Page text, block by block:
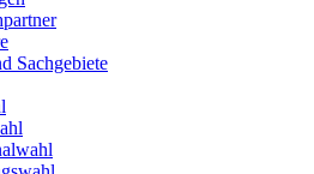
Sachgebiete